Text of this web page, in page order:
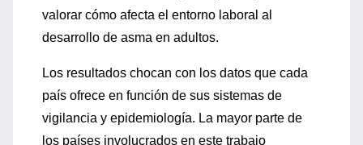
valorar cómo afecta el entorno laboral al
desarrollo de asma en adultos.
Los resultados chocan con los datos que cada
país ofrece en función de sus sistemas de
vigilancia y epidemiología. La mayor parte de
los países involucrados en este trabajo